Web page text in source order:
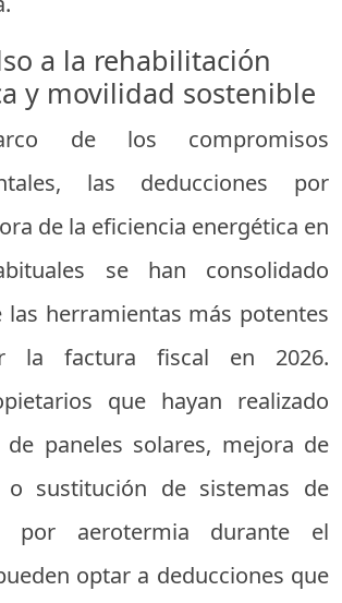
a la rehabilitación
y movilidad sostenible
de los compromisos
las deducciones por
de la eficiencia energética en
se han consolidado
las herramientas más potentes
la factura fiscal en 2026.
que hayan realizado
de paneles solares, mejora de
o sustitución de sistemas de
por aerotermia durante el
optar a deducciones que